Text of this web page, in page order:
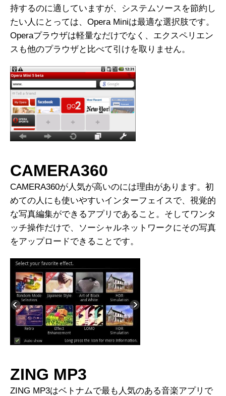
持するのに適していますが、システムソースを節約し
たい人にとっては、Opera Miniは最適な選択肢です。
Operaプラウザは軽量なだけでなく、エクスペリエン
スも他のプラウザと比べて引けを取りません。
CAMERA360
CAMERA360が人気が高いのには理由があります。初
めての人にも使いやすいインターフェイスで、視覚的
な写真編集ができるアプリであること。そしてワンタ
ッチ操作だけで、ソーシャルネットワークにその写真
をアップロードできることです。
ZING MP3
ZING MP3はベトナムで最も人気のある音楽アプリで